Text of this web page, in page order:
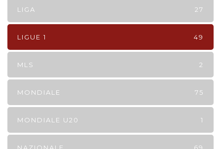
LIGA 27
LIGUE 1 49
MLS 2
MONDIALE 75
MONDIALE U20 1